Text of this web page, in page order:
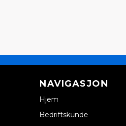
NAVIGASJON
Hjem
Bedriftskunde